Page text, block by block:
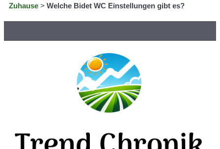
Zuhause > Welche Bidet WC Einstellungen gibt es?